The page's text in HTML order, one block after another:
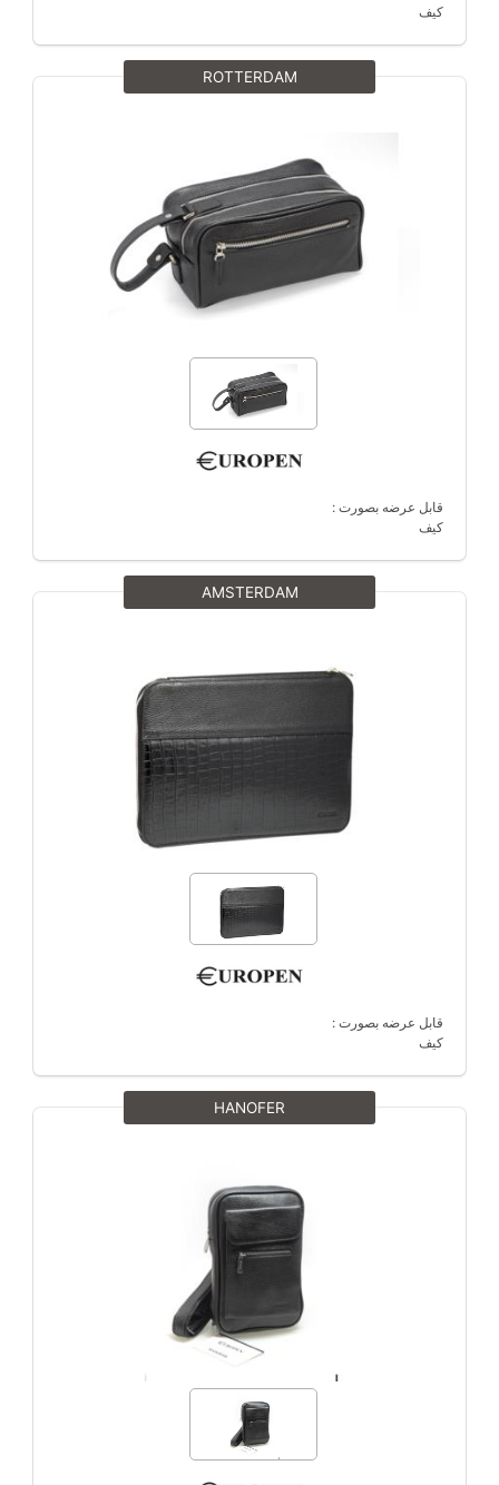
کیف
ROTTERDAM
قابل عرضه بصورت :
کیف
AMSTERDAM
قابل عرضه بصورت :
کیف
HANOFER